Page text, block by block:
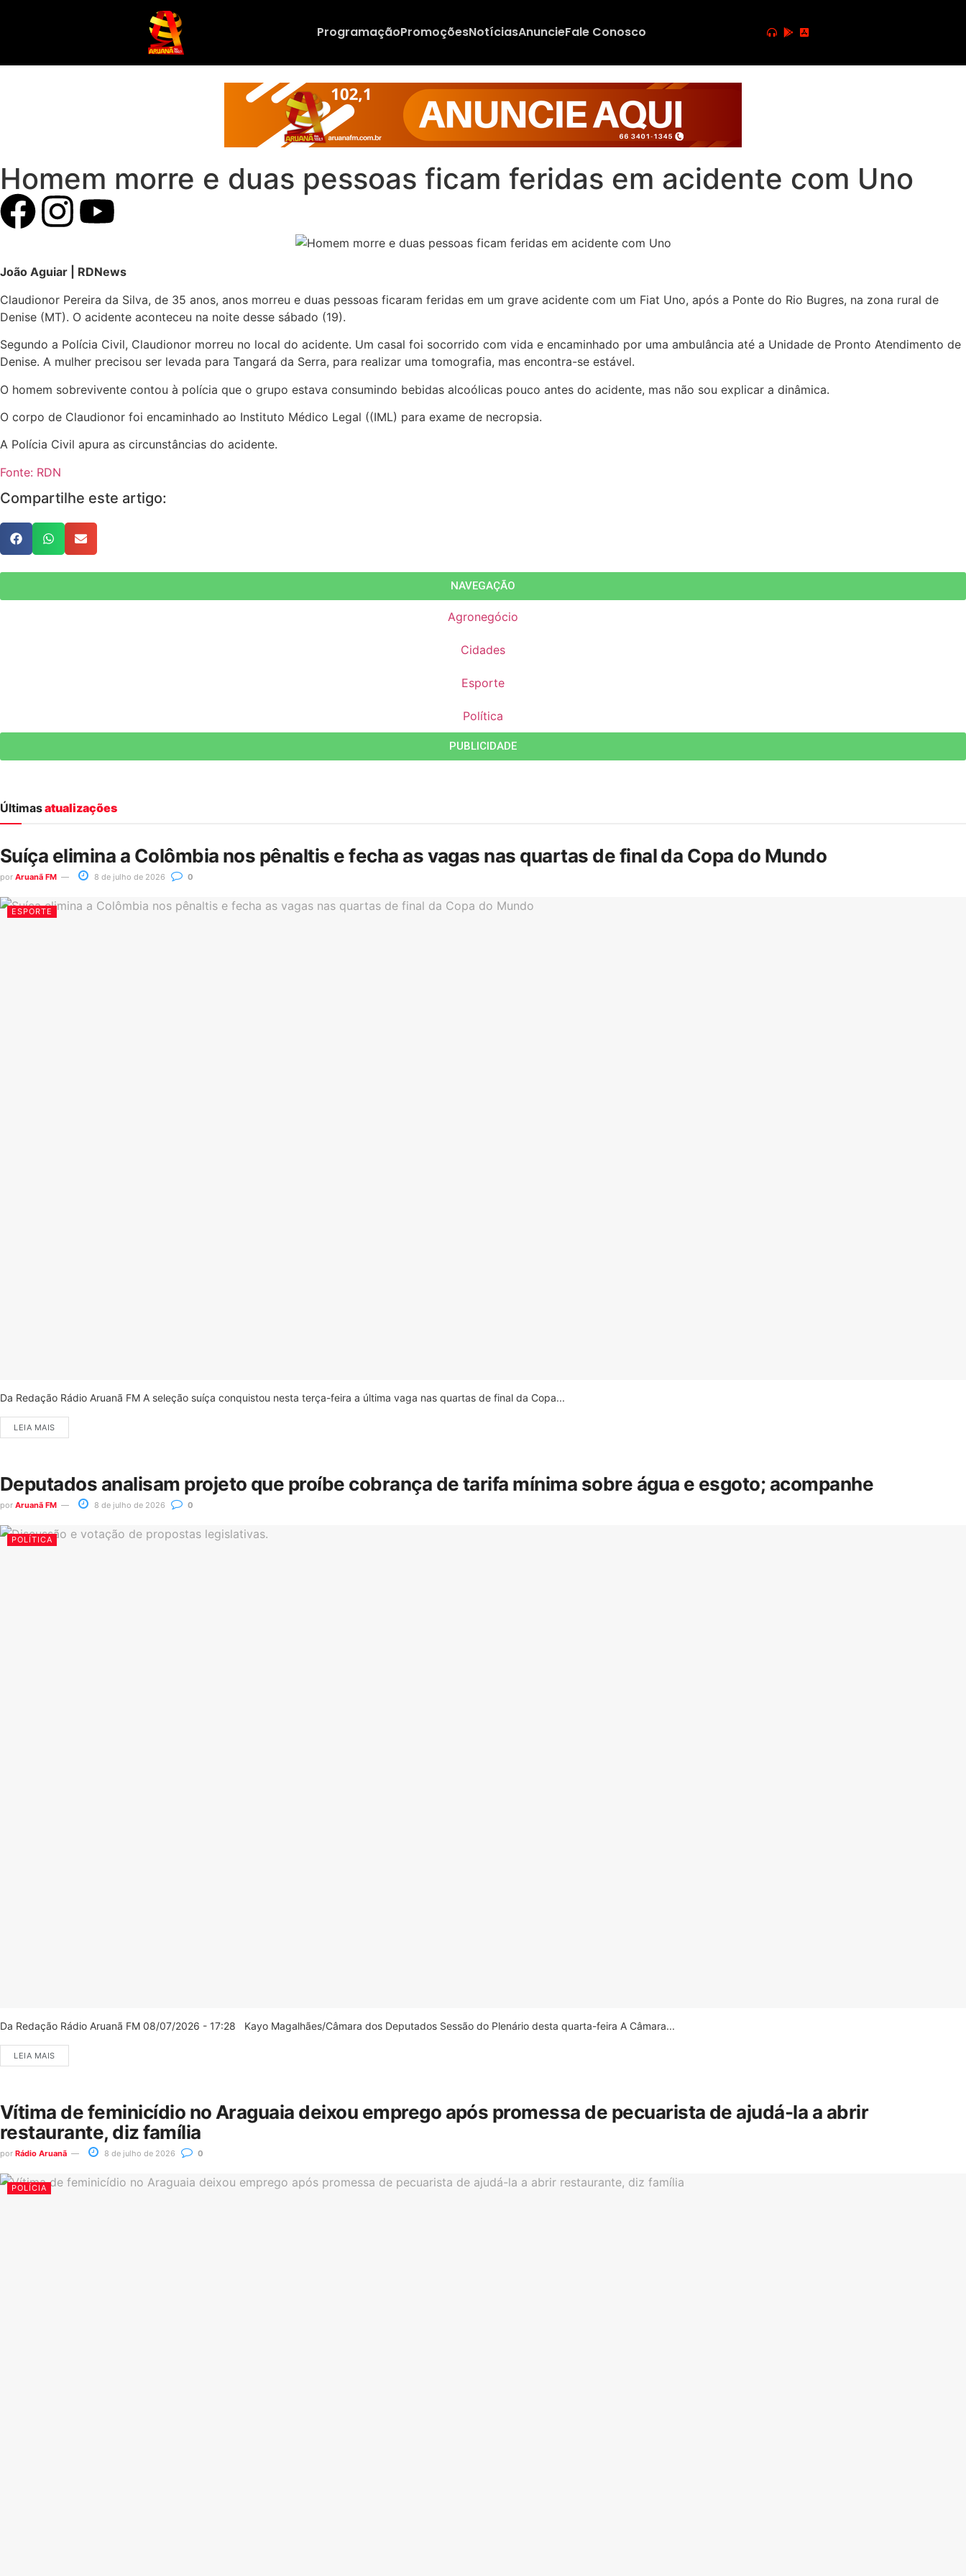
ProgramaçãoPromoçõesNotíciasAnuncieFale Conosco
Homem morre e duas pessoas ficam feridas em acidente com Uno
João Aguiar | RDNews
Claudionor Pereira da Silva, de 35 anos, anos morreu e duas pessoas ficaram feridas em um grave acidente com um Fiat Uno, após a Ponte do Rio Bugres, na zona rural de
Denise (MT). O acidente aconteceu na noite desse sábado (19).
Segundo a Polícia Civil, Claudionor morreu no local do acidente. Um casal foi socorrido com vida e encaminhado por uma ambulância até a Unidade de Pronto Atendimento de
Denise. A mulher precisou ser levada para Tangará da Serra, para realizar uma tomografia, mas encontra-se estável.
O homem sobrevivente contou à polícia que o grupo estava consumindo bebidas alcoólicas pouco antes do acidente, mas não sou explicar a dinâmica.
O corpo de Claudionor foi encaminhado ao Instituto Médico Legal ((IML) para exame de necropsia.
A Polícia Civil apura as circunstâncias do acidente.
Fonte: RDN
Compartilhe este artigo:
NAVEGAÇÃO
Agronegócio
Cidades
Esporte
Política
PUBLICIDADE
Últimasatualizações
Suíça elimina a Colômbia nos pênaltis e fecha as vagas nas quartas de final da Copa do Mundo
por Aruanã FM 8 de julho de 2026 0
ESPORTE
Da Redação Rádio Aruanã FM A seleção suíça conquistou nesta terça-feira a última vaga nas quartas de final da Copa...
LEIA MAIS
Deputados analisam projeto que proíbe cobrança de tarifa mínima sobre água e esgoto; acompanhe
por Aruanã FM 8 de julho de 2026 0
POLÍTICA
Da Redação Rádio Aruanã FM 08/07/2026 - 17:28 Kayo Magalhães/Câmara dos Deputados Sessão do Plenário desta quarta-feira A Câmara...
LEIA MAIS
Vítima de feminicídio no Araguaia deixou emprego após promessa de pecuarista de ajudá-la a abrir
restaurante, diz família
por Rádio Aruanã 8 de julho de 2026 0
POLÍCIA